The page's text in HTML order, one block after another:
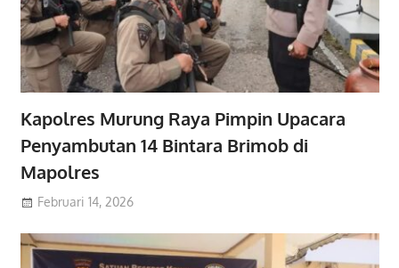
Kapolres Murung Raya Pimpin Upacara
Penyambutan 14 Bintara Brimob di
Mapolres
Februari 14, 2026